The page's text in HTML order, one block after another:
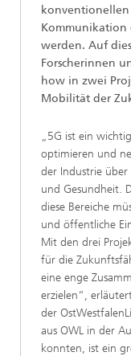
konventionellen
Kommunikation
werden. Auf
Forscherinnen
how in zwei
Mobilität der
„5G ist ein
optimieren und
der Industrie
und Gesundheit.
diese Bereiche
und öffentliche
Mit den drei
für die
eine enge
erzielen“,
der
aus OWL in der
konnten, ist ein